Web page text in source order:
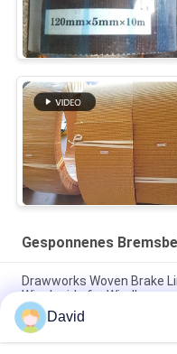
Gesponnenes
Drawworks Woven Brake
Wire Inside for Windlass
Anlegeschleife Gewebte
Material mit Messing
David